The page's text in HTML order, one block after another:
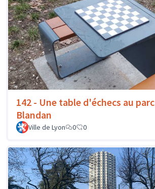
142 - Une table d'échecs au parc
Blandan
Ville de Lyon 0 0